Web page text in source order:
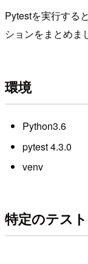
Pytestを実行する
ションをまとめま
環境
Python3.6
pytest 4.3.0
venv
特定のテス